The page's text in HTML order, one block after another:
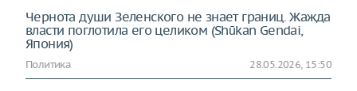
Чернота души Зеленского не знает границ. Жажда
власти поглотила его целиком (Shūkan Gendai,
Япония)
Политика 28.05.2026, 15:50